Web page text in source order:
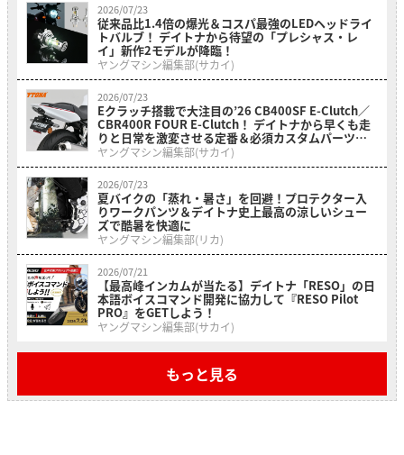
2026/07/23
従来品比1.4倍の爆光＆コスパ最強のLEDヘッドライ
トバルブ！ デイトナから待望の「プレシャス・レ
イ」新作2モデルが降臨！
ヤングマシン編集部(サカイ)
2026/07/23
Eクラッチ搭載で大注目の’26 CB400SF E-Clutch／
CBR400R FOUR E-Clutch！ デイトナから早くも走
りと日常を激変させる定番＆必須カスタムパーツが
一挙登場！
ヤングマシン編集部(サカイ)
2026/07/23
夏バイクの「蒸れ・暑さ」を回避！プロテクター入
りワークパンツ＆デイトナ史上最高の涼しいシュー
ズで酷暑を快適に
ヤングマシン編集部(リカ)
2026/07/21
【最高峰インカムが当たる】デイトナ「RESO」の日
本語ボイスコマンド開発に協力して『RESO Pilot
PRO』をGETしよう！
ヤングマシン編集部(サカイ)
もっと見る